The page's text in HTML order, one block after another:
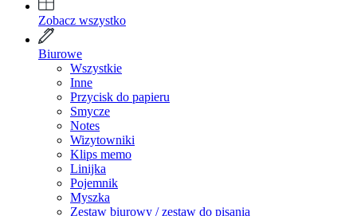
Zobacz wszystko
Biurowe
Wszystkie
Inne
Przycisk do papieru
Smycze
Notes
Wizytowniki
Klips memo
Linijka
Pojemnik
Myszka
Zestaw biurowy / zestaw do pisania